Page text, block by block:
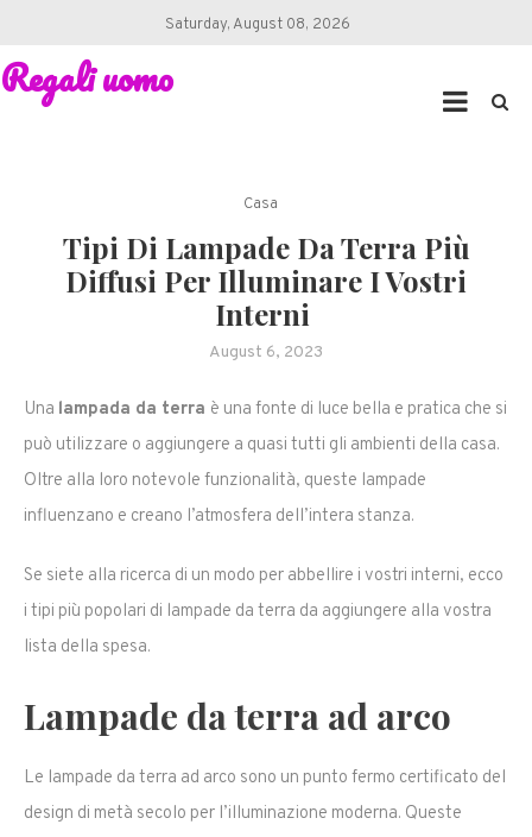
content
Saturday, August 08, 2026
Regali uomo
Casa
Tipi Di Lampade Da Terra Più
Diffusi Per Illuminare I Vostri
Interni
August 6, 2023
Una lampada da terra è una fonte di luce bella e pratica che si
può utilizzare o aggiungere a quasi tutti gli ambienti della casa.
Oltre alla loro notevole funzionalità, queste lampade
influenzano e creano l’atmosfera dell’intera stanza.
Se siete alla ricerca di un modo per abbellire i vostri interni, ecco
i tipi più popolari di lampade da terra da aggiungere alla vostra
lista della spesa.
Lampade da terra ad arco
Le lampade da terra ad arco sono un punto fermo certificato del
design di metà secolo per l’illuminazione moderna. Queste